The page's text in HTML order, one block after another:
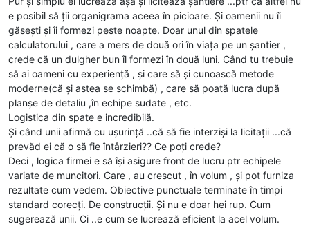
e posibil să ții organigrama aceea în picioare. Și oamenii nu îi
găsești și îi formezi peste noapte. Doar unul din spatele
calculatorului , care a mers de două ori în viața pe un șantier ,
crede că un dulgher bun îl formezi în două luni. Când tu trebuie
să ai oameni cu experiență , și care să și cunoască metode
moderne(că și astea se schimbă) , care să poată lucra după
planșe de detaliu ,în echipe sudate , etc.
Logistica din spate e incredibilă.
Și când unii afirmă cu ușurință ..că să fie interziși la licitații ...că
prevăd ei că o să fie întârzieri?? Ce poți crede?
Deci , logica firmei e să își asigure front de lucru ptr echipele
variate de muncitori. Care , au crescut , în volum , și pot furniza
rezultate cum vedem. Obiective punctuale terminate în timpi
standard corecți. De construcții. Și nu e doar hei rup. Cum
sugerează unii. Ci ..e cum se lucrează eficient la acel volum.